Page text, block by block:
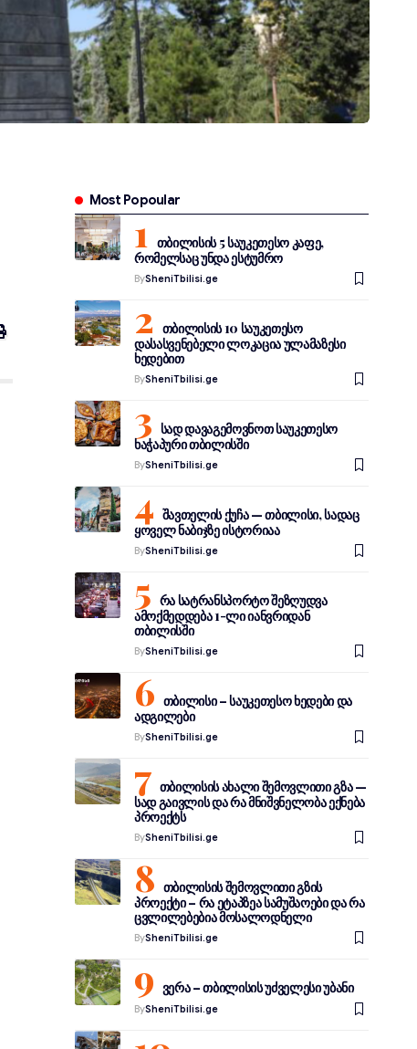
Most Popoular
თბილისის 5 საუკეთესო კაფე,
რომელსაც უნდა ესტუმრო
BySheniTbilisi.ge
თბილისის 10 საუკეთესო
დასასვენებელი ლოკაცია ულამაზესი
ხედებით
BySheniTbilisi.ge
სად დავაგემოვნოთ საუკეთესო
ხაჭაპური თბილისში
BySheniTbilisi.ge
შავთელის ქუჩა — თბილისი, სადაც
ყოველ ნაბიჯზე ისტორიაა
BySheniTbilisi.ge
რა სატრანსპორტო შეზღუდვა
ამოქმედდება 1-ლი იანვრიდან
თბილისში
BySheniTbilisi.ge
თბილისი – საუკეთესო ხედები და
ადგილები
BySheniTbilisi.ge
თბილისის ახალი შემოვლითი გზა —
სად გაივლის და რა მნიშვნელობა ექნება
პროექტს
BySheniTbilisi.ge
თბილისის შემოვლითი გზის
პროექტი – რა ეტაპზეა სამუშაოები და რა
ცვლილებებია მოსალოდნელი
BySheniTbilisi.ge
ვერა – თბილისის უძველესი უბანი
BySheniTbilisi.ge